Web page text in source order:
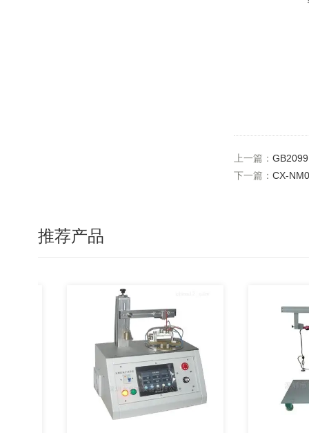
上一篇：
下一篇： CX-
推荐产品